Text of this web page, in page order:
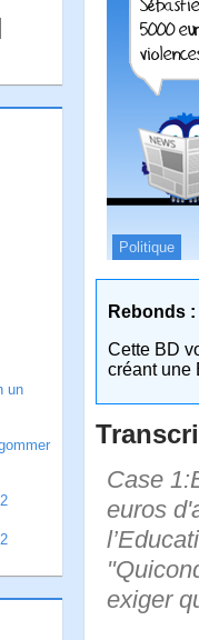
un
Politique
Rebonds :
Cette BD
créant une
Case
euros
exiger